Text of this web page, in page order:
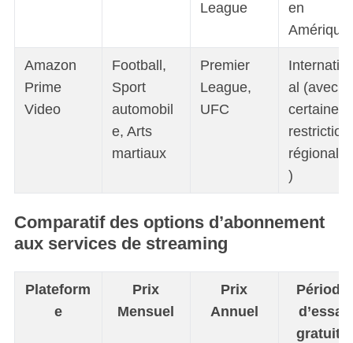
League
en
Amérique
Amazon
Prime
Video
Football,
Sport
automobil
e, Arts
martiaux
Premier
League,
UFC
al (avec
certaines
régionales
)
Comparatif des options d’abonnement
aux services de streaming
Plateform
e
Prix
Mensuel
Prix
Annuel
Période
d’essai
gratuite